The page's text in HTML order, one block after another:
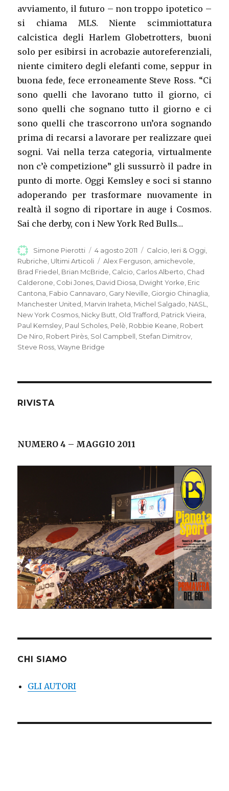
avviamento, il futuro – non troppo ipotetico –
si chiama MLS. Niente scimmiottatura
calcistica degli Harlem Globetrotters, buoni
solo per esibirsi in acrobazie autoreferenziali,
niente cimitero degli elefanti come, seppur in
buona fede, fece erroneamente Steve Ross. “Ci
sono quelli che lavorano tutto il giorno, ci
sono quelli che sognano tutto il giorno e ci
sono quelli che trascorrono un’ora sognando
prima di recarsi a lavorare per realizzare quei
sogni. Vai nella terza categoria, virtualmente
non c’è competizione” gli sussurrò il padre in
punto di morte. Oggi Kemsley e soci si stanno
adoperando per trasformare nuovamente in
realtà il sogno di riportare in auge i Cosmos.
Sai che derby, con i New York Red Bulls…
Autore
Simone Pierotti
Pubblicato
il
4 agosto 2011 Categorie
Calcio Ieri & Oggi
Rubriche Ultimi Articoli Tag
Alex Ferguson amichevole
Brad Friedel Brian McBride Calcio Carlos Alberto Chad
Calderone Cobi Jones David Diosa Dwight Yorke Eric
Cantona Fabio Cannavaro Gary Neville Giorgio Chinaglia
Manchester United Marvin Iraheta Michel Salgado NASL
New York Cosmos Nicky Butt Old Trafford Patrick Vieira
Paul Kemsley Paul Scholes Pelè Robbie Keane Robert
De Niro Robert Pirès Sol Campbell Stefan Dimitrov
Steve Ross ,Wayne Bridge
RIVISTA
NUMERO 4 – MAGGIO 2011
CHI SIAMO
GLI AUTORI